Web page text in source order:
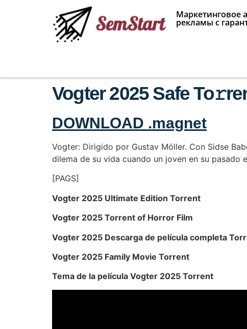
Маркетинговое
рекламы с
Vogter 2025 Safe
DOWNLOAD .magnet
Vogter: Dirigido por Gustav Möller. Con Sidse
dilema de su vida cuando un joven en su pasado
[PAGS]
Vogter 2025 Ultimate Edition Torrent
Vogter 2025 Torrent of Horror Film
Vogter 2025 Descarga de película completa
Vogter 2025 Family Movie Torrent
Tema de la película Vogter 2025 Torrent